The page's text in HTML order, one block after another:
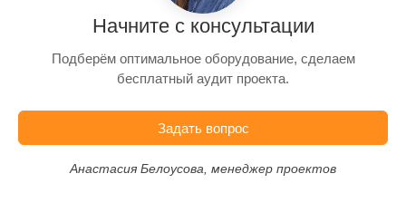
Начните с консультации
Подберём оптимальное оборудование, сделаем
бесплатный аудит проекта.
Задать вопрос
Анастасия Белоусова, менеджер проектов